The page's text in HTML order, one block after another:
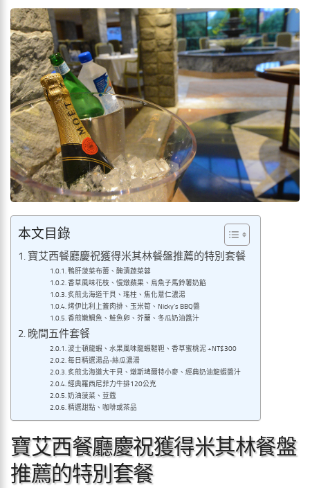
本文目錄
寶艾西餐廳慶祝獲得米其林餐盤推薦的特別套餐
鴨肝菠菜布蕾、醃漬蔬菜蓉
香草風味花枝、慢燉蘋果、烏魚子馬鈴薯奶餡
炙煎北海道干貝、瑤柱、焦化薏仁濃湯
烤伊比利上蓋肉排、玉米筍、Nicky’s BBQ醬
香煎嫩鯛魚、鮭魚卵、芥蘭、冬瓜奶油醬汁
晚間五件套餐
波士頓龍蝦、水果風味龍蝦韃靼、香草蜜桃泥 +NT$300
每日精選湯品-絲瓜濃湯
炙煎北海道大干貝、燉斯埤爾特小麥、經典奶油龍蝦醬汁
經典羅西尼菲力牛排120公克
奶油菠菜、荳蔻
精選甜點、咖啡或茶品
寶艾西餐廳慶祝獲得米其林餐盤
推薦的特別套餐